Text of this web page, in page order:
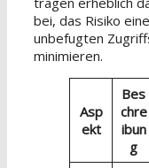
bei, das Risiko
unbefugten
minimieren.
Asp
ekt
Bes
chre
ibun
g